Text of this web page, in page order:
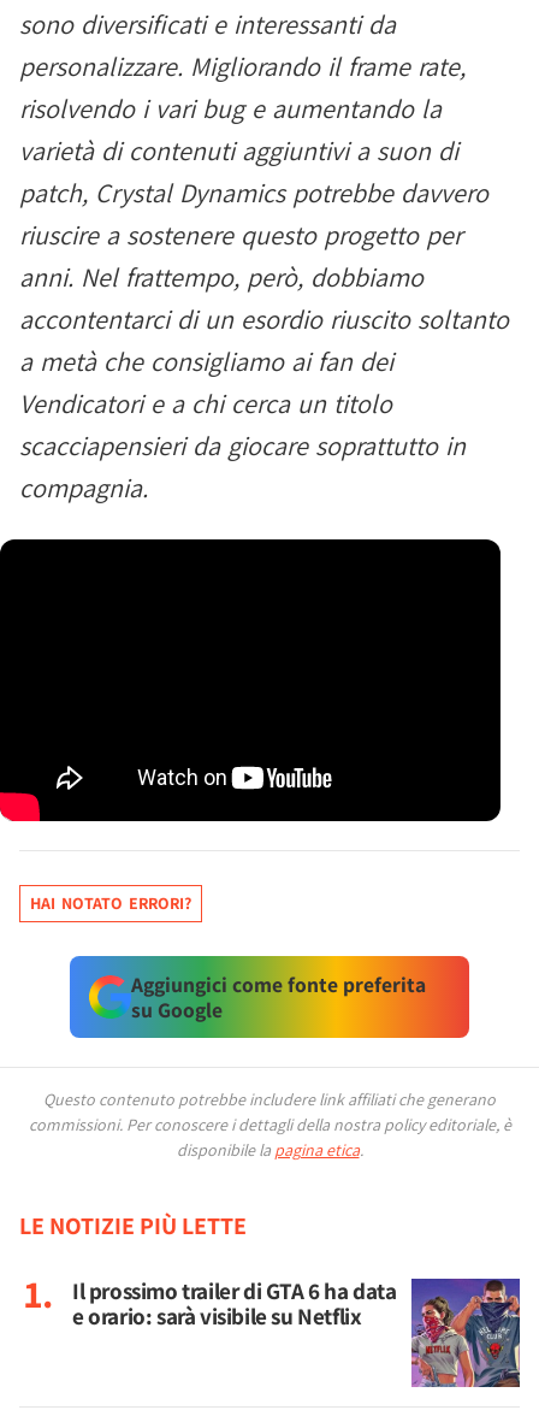
sono diversificati e interessanti da
personalizzare. Migliorando il frame rate,
risolvendo i vari bug e aumentando la
varietà di contenuti aggiuntivi a suon di
patch, Crystal Dynamics potrebbe davvero
riuscire a sostenere questo progetto per
anni. Nel frattempo, però, dobbiamo
accontentarci di un esordio riuscito soltanto
a metà che consigliamo ai fan dei
Vendicatori e a chi cerca un titolo
scacciapensieri da giocare soprattutto in
compagnia.
HAI NOTATO ERRORI?
Aggiungici come fonte preferita
su Google
Questo contenuto potrebbe includere link affiliati che generano
commissioni. Per conoscere i dettagli della nostra policy editoriale, è
disponibile la pagina etica.
LE NOTIZIE PIÙ LETTE
Il prossimo trailer di GTA 6 ha data
e orario: sarà visibile su Netflix